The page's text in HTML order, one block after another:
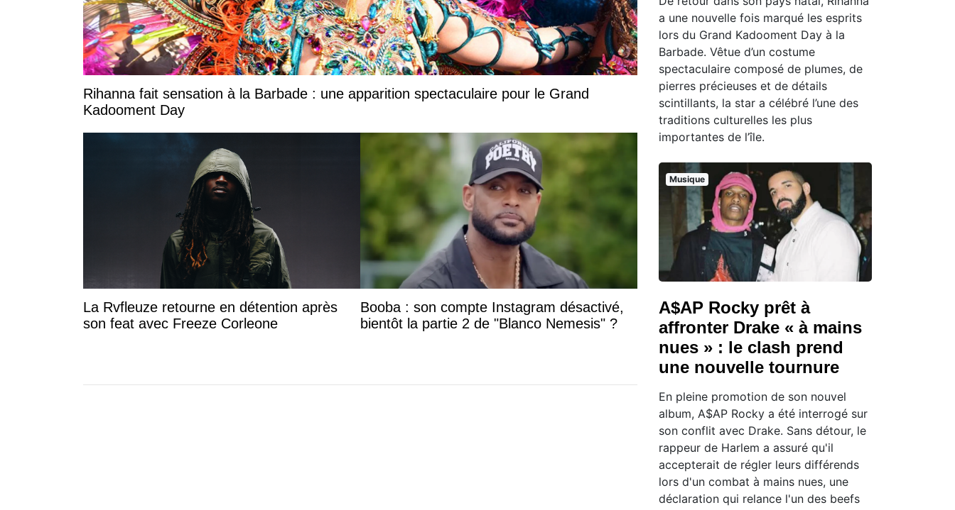
Rihanna fait sensation à la Barbade : une apparition spectaculaire pour le Grand
Kadooment Day
La Rvfleuze retourne en détention après
son feat avec Freeze Corleone
Booba : son compte Instagram désactivé,
bientôt la partie 2 de "Blanco Nemesis" ?
a une nouvelle fois marqué les esprits
lors du Grand Kadooment Day à la
Barbade. Vêtue d’un costume
spectaculaire composé de plumes, de
pierres précieuses et de détails
scintillants, la star a célébré l’une des
traditions culturelles les plus
importantes de l’île.
Musique
A$AP Rocky prêt à
affronter Drake « à mains
nues » : le clash prend
une nouvelle tournure
En pleine promotion de son nouvel
album, A$AP Rocky a été interrogé sur
son conflit avec Drake. Sans détour, le
rappeur de Harlem a assuré qu'il
accepterait de régler leurs différends
lors d'un combat à mains nues, une
déclaration qui relance l'un des beefs